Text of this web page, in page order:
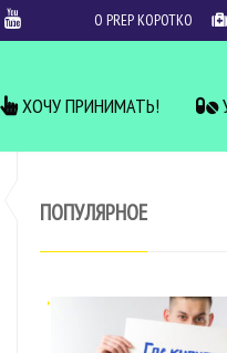
О PREP КОРОТКО
ХОЧУ ПРИНИМАТЬ!
ПОПУЛЯРНОЕ